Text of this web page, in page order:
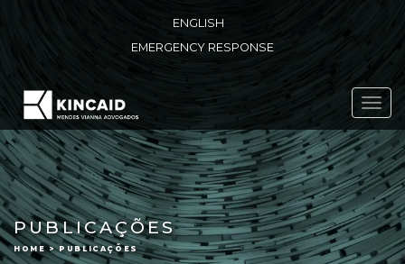
ENGLISH
EMERGENCY RESPONSE
PUBLICAÇÕES
HOME > PUBLICAÇÕES